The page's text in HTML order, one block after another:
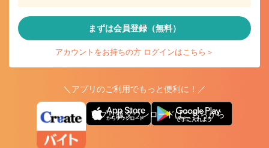
まずは会員登録（無料）
アカウントをお持ちの方 ログインはこちら＞
＼アプリのご利用でもっと便利に！／
アプリ版ダウンロードはこちらから